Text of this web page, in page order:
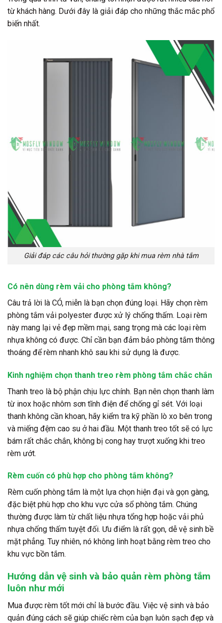
từ khách hàng. Dưới đây là giải đáp cho những thắc mắc phổ
biến nhất.
Giải đáp các câu hỏi thường gặp khi mua rèm nhà tắm
Có nên dùng rèm vải cho phòng tắm không?
Câu trả lời là CÓ, miễn là bạn chọn đúng loại. Hãy chọn rèm
phòng tắm vải polyester được xử lý chống thấm. Loại rèm
này mang lại vẻ đẹp mềm mại, sang trọng mà các loại rèm
nhựa không có được. Chỉ cần bạn đảm bảo phòng tắm thông
thoáng để rèm nhanh khô sau khi sử dụng là được.
Kinh nghiệm chọn thanh treo rèm phòng tắm chắc chắn
Thanh treo là bộ phận chịu lực chính. Bạn nên chọn thanh làm
từ inox hoặc nhôm sơn tĩnh điện để chống gỉ sét. Với loại
thanh không cần khoan, hãy kiểm tra kỹ phần lò xo bên trong
và miếng đệm cao su ở hai đầu. Một thanh treo tốt sẽ có lực
bám rất chắc chắn, không bị cong hay trượt xuống khi treo
rèm ướt.
Rèm cuốn có phù hợp cho phòng tắm không?
Rèm cuốn phòng tắm là một lựa chọn hiện đại và gọn gàng,
đặc biệt phù hợp cho khu vực cửa sổ phòng tắm. Chúng
thường được làm từ chất liệu nhựa tổng hợp hoặc vải phủ
nhựa chống thấm tuyệt đối. Ưu điểm là rất gọn, dễ vệ sinh bề
mặt phẳng. Tuy nhiên, nó không linh hoạt bằng rèm treo cho
khu vực bồn tắm.
Hướng dẫn vệ sinh và bảo quản rèm phòng tắm
luôn như mới
Mua được rèm tốt mới chỉ là bước đầu. Việc vệ sinh và bảo
quản đúng cách sẽ giúp chiếc rèm của bạn luôn sạch đẹp và